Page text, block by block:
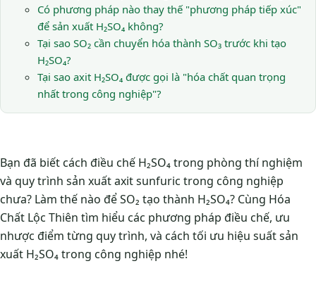
Có phương pháp nào thay thế "phương pháp tiếp xúc"
để sản xuất H₂SO₄ không?
Tại sao SO₂ cần chuyển hóa thành SO₃ trước khi tạo
H₂SO₄?
Tại sao axit H₂SO₄ được gọi là "hóa chất quan trọng
nhất trong công nghiệp"?
Bạn đã biết cách điều chế H₂SO₄ trong phòng thí nghiệm
và quy trình sản xuất axit sunfuric trong công nghiệp
chưa? Làm thế nào để SO₂ tạo thành H₂SO₄? Cùng Hóa
Chất Lộc Thiên tìm hiểu các phương pháp điều chế, ưu
nhược điểm từng quy trình, và cách tối ưu hiệu suất sản
xuất H₂SO₄ trong công nghiệp nhé!